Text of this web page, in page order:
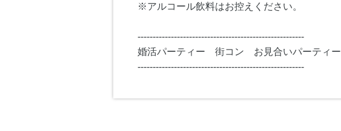
※アルコール飲料はお控えください。
-------------------------------------------------------
婚活パーティー 街コン お見合いパーティー
-------------------------------------------------------